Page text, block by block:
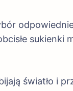
sukienki
światło i